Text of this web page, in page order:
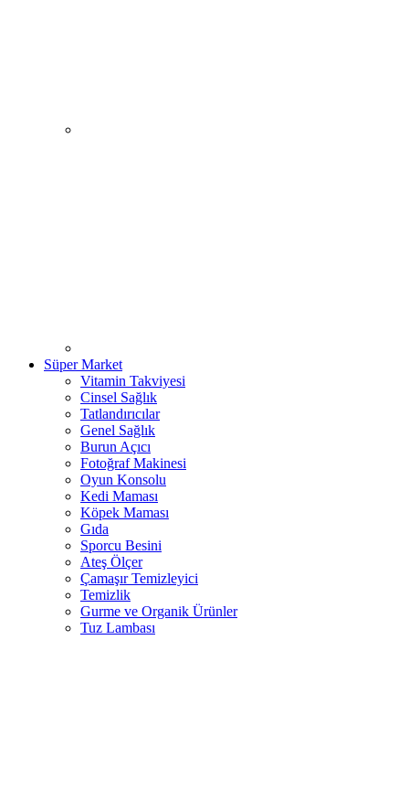
Süper Market
Vitamin Takviyesi
Cinsel Sağlık
Tatlandırıcılar
Genel Sağlık
Burun Açıcı
Fotoğraf Makinesi
Oyun Konsolu
Kedi Maması
Köpek Maması
Gıda
Sporcu Besini
Ateş Ölçer
Çamaşır Temizleyici
Temizlik
Gurme ve Organik Ürünler
Tuz Lambası